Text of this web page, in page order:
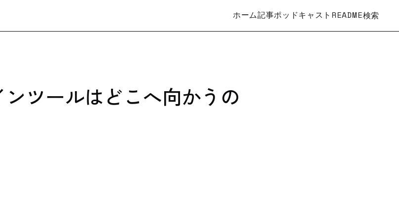
ホーム記事ポッドキャスト README検索
ツールはどこへ向かうの